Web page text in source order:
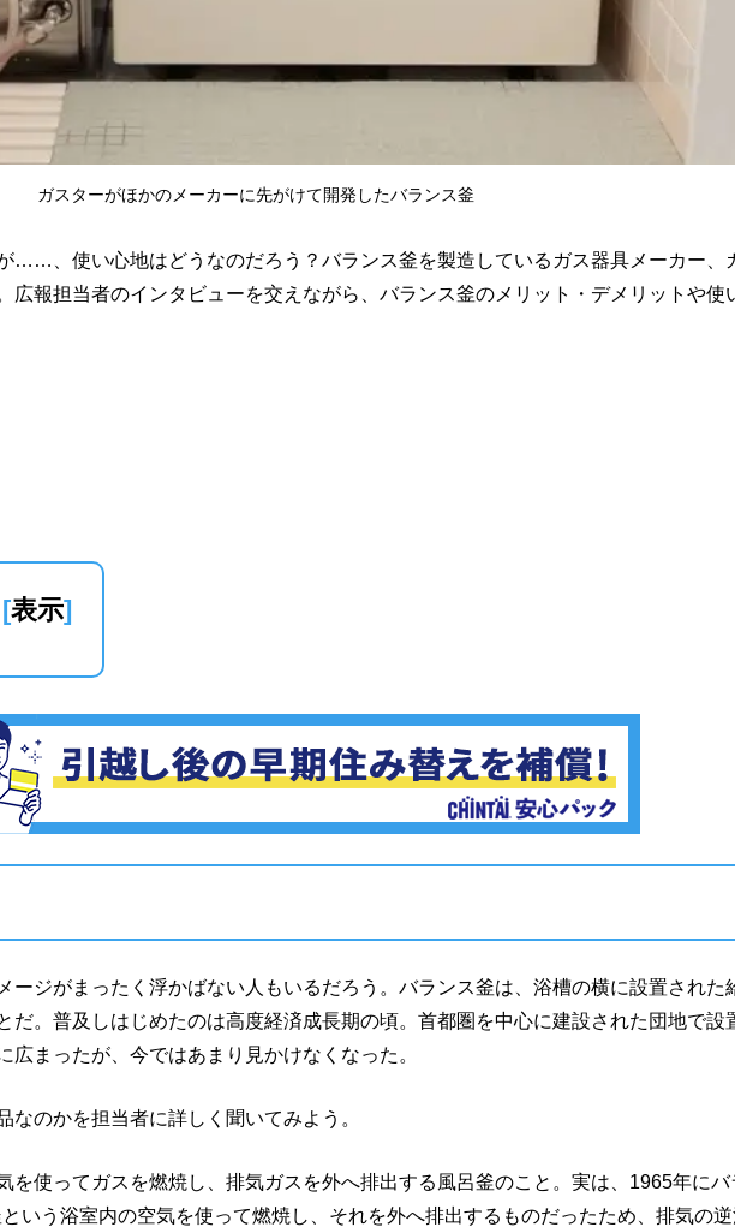
ガスターがほかのメーカーに先がけて開発したバランス釜
……、使い心地はどうなのだろう？バランス釜を製造しているガス器具メーカー、
広報担当者のインタビューを交えながら、バランス釜のメリット・デメリットや使
[表示]
ージがまったく浮かばない人もいるだろう。バランス釜は、浴槽の横に設置された
だ。普及しはじめたのは高度経済成長期の頃。首都圏を中心に建設された団地で設
広まったが、今ではあまり見かけなくなった。
なのかを担当者に詳しく聞いてみよう。
を使ってガスを燃焼し、排気ガスを外へ排出する風呂釜のこと。実は、1965年にバ
いう浴室内の空気を使って燃焼し、それを外へ排出するものだったため、排気の